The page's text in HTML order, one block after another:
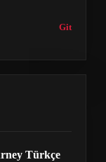
Git
Türkçe